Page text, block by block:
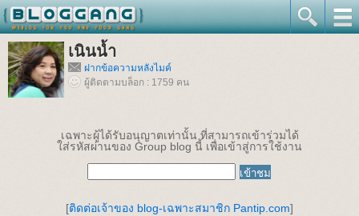
เนินน้ำ
ฝากข้อความหลังไมค์
ผู้ติดตามบล็อก : 1759 คน
เฉพาะผู้ได้รับอนุญาตเท่านั้น ที่สามารถเข้าร่วมได้
ใส่รหัสผ่านของ Group blog นี้ เพื่อเข้าสู่การใช้งาน
[ติดต่อเจ้าของ blog-เฉพาะสมาชิก Pantip.com]